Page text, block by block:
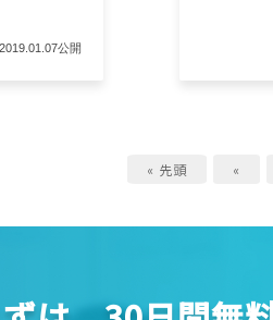
2019.01.07公開
« 先頭 «